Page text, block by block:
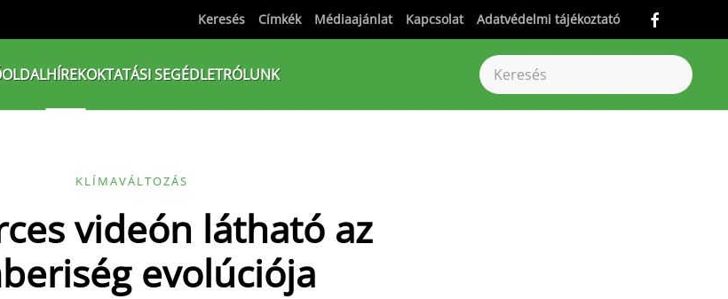
Keresés Címkék Médiaajánlat Kapcsolat Adatvédelmi tájékoztató
HÍREKOKTATÁSI SEGÉDLETRÓLUNK
KLÍMAVÁLTOZÁS
videón látható az
evolúciója